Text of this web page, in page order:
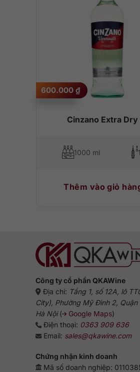
Cinzano Extra Dry
600.000 ₫
1000 ml
Thêm vào giỏ
Công ty cổ phần QKAWine
Địa chỉ: Tầng 1, số 12A, lô
City), Phường Mỹ Đình 2,
Hà Nội( Google Maps)
Điện thoại: 0363 909 636
Email: sales@qkawine.com
Chứng nhận kinh doanh
Mã số doanh nghiệp: